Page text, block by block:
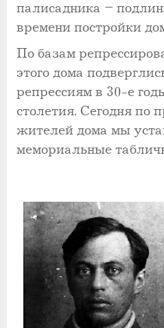
палисадника –
времени постройки
По базам
этого дома
репрессиям в 30-е
столетия. Сегодня по
жителей дома мы
мемориальные